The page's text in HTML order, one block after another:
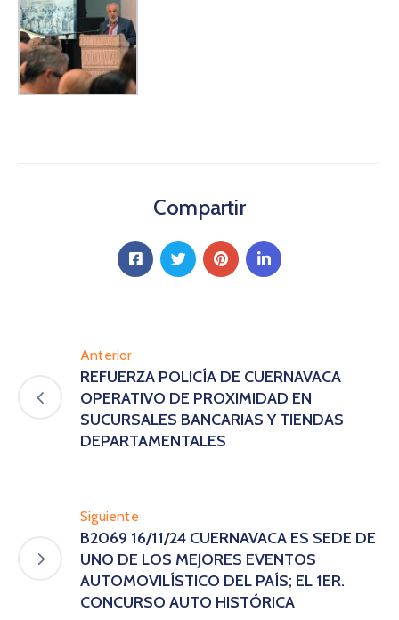
Compartir
Anterior
REFUERZA POLICÍA DE CUERNAVACA
OPERATIVO DE PROXIMIDAD EN
SUCURSALES BANCARIAS Y TIENDAS
DEPARTAMENTALES
Siguiente
B2069 16/11/24 CUERNAVACA ES SEDE DE
UNO DE LOS MEJORES EVENTOS
AUTOMOVILÍSTICO DEL PAÍS; EL 1ER.
CONCURSO AUTO HISTÓRICA